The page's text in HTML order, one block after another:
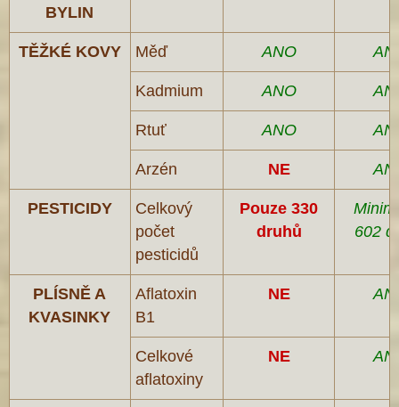
BYLIN
TĚŽKÉ KOVY Měď ANO
Kadmium ANO
Rtuť ANO
Arzén NE
PESTICIDY
Celkový
počet
pesticidů
Pouze 330
druhů
602
PLÍSNĚ A
KVASINKY
Aflatoxin
B1
NE
Celkové
aflatoxiny
NE